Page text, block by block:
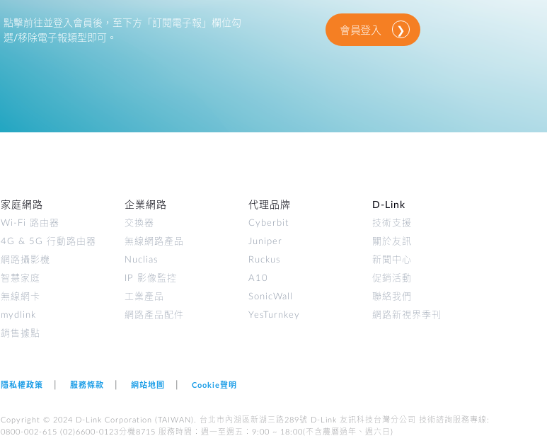
點擊前往並登入會員後，至下方「訂閱電子報」欄位勾
選/移除電子報類型即可。
會員登入
家庭網路
Wi-Fi 路由器
4G & 5G 行動路由器
網路攝影機
智慧家庭
無線網卡
mydlink
銷售據點
企業網路
交換器
無線網路產品
Nuclias
IP 影像監控
工業產品
網路產品配件
代理品牌
Cyberbit
Juniper
Ruckus
A10
SonicWall
YesTurnkey
D‑Link
技術支援
關於友訊
新聞中心
促銷活動
聯絡我們
網路新視界季刊
隱私權政策 服務條款 網站地圖 Cookie聲明
Copyright © 2024 D-Link Corporation (TAIWAN). 台北市內湖區新湖三路289號 D-Link 友訊科技台灣分公司 技術諮詢服務專線:
0800-002-615 (02)6600-0123分機8715 服務時間︰週一至週五︰9:00 ~ 18:00(不含農曆過年、週六日)